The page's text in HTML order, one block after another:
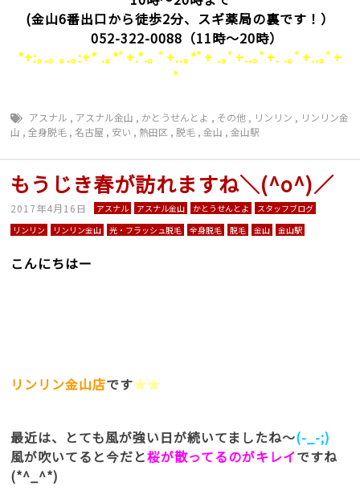
(金山6番出口から徒歩2分、スギ薬局の裏です！）
052-322-0088（11時～20時）
*+:｡.｡ ｡.｡:+* .｡*ﾟ+.*.｡ ﾟ+..｡*ﾟ+ .｡ﾟ+..｡ﾟ+. .｡ﾟ+..｡ﾟ+
゜
アスナル , アスナル金山 , かとうせんとよ , その他 , リンリン , リンリン金
山 ,全身脱毛 ,名古屋 , 安い , 熱田区 ,脱毛 ,金山 ,金山駅
もうじき春が訪れますね＼(^o^)／
2017年4月16日 アスナル アスナル金山 かとうせんとよ
スタッフブログ
リンリン
リンリン金山 光・フラッシュ脱毛 全身脱毛 脱毛 金山 金山駅
こんにちはー
リンリン金山店です★★
最近は、とても風が強い日が続いてましたね～(-_-;)
風が吹いてると今だと桜が散ってるのがキレイですね
(*^_^*)